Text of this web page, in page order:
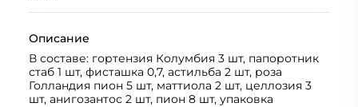
Описание
В составе: гортензия Колумбия 3 шт, папоротник
стаб 1 шт, фисташка 0,7, астильба 2 шт, роза
Голландия пион 5 шт, маттиола 2 шт, целлозия 3
шт, анигозантос 2 шт, пион 8 шт, упаковка